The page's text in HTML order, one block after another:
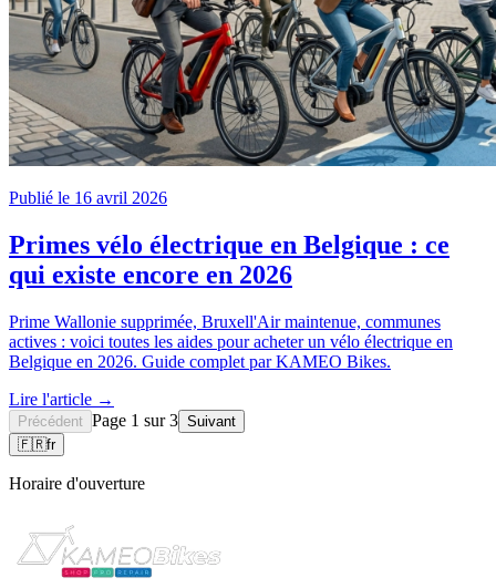
Publié le 16 avril 2026
Primes vélo électrique en Belgique : ce
qui existe encore en 2026
Prime Wallonie supprimée, Bruxell'Air maintenue, communes
actives : voici toutes les aides pour acheter un vélo électrique en
Belgique en 2026. Guide complet par KAMEO Bikes.
Lire l'article →
Précédent Page 1 sur 3 Suivant
🇫🇷fr
Horaire d'ouverture